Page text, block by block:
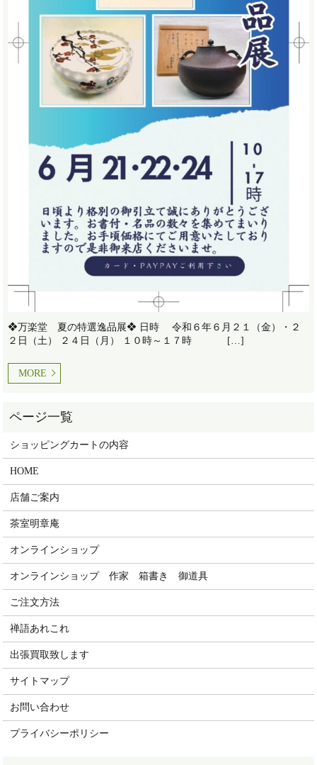
❖万楽堂 夏の特選逸品展❖ 日時 令和６年６月２１（金）・２
２日（土） ２４日（月） １０時～１７時 […]
MORE
ショッピングカートの内容
HOME
店舗ご案内
茶室明章庵
オンラインショップ
オンラインショップ 作家 箱書き 御道具
ご注文方法
禅語あれこれ
出張買取致します
サイトマップ
お問い合わせ
プライバシーポリシー